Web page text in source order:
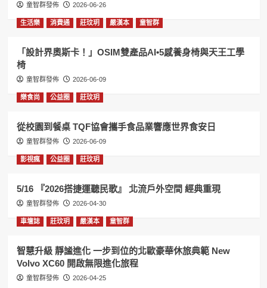
童智群發佈 2026-06-26
生活樂 消費通 莊玟玥 嚴漢本 童智群
「設計界奧斯卡！」OSIM雙產品AI•5感養身椅與天王工學
椅
童智群發佈 2026-06-09
樂食尚 公益圈 莊玟玥
從校園到餐桌 TQF協會攜手食品業響應世界食安日
童智群發佈 2026-06-09
影視瘋 公益圈 莊玟玥
5/16 『2026搭捷運聽民歌』 北流戶外空間 經典重現
童智群發佈 2026-04-30
車壇誌 莊玟玥 嚴漢本 童智群
智慧升級 靜謐進化 一步到位的北歐豪華休旅典範 New
Volvo XC60 開啟無限進化旅程
童智群發佈 2026-04-25